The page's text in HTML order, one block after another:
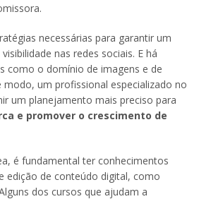
necessárias para garantir um
nas redes sociais. E há
como o domínio de imagens e de
modo, um profissional especializado no
um planejamento mais preciso para
e promover o crescimento de
é fundamental ter conhecimentos
edição de conteúdo digital, como
dos cursos que ajudam a